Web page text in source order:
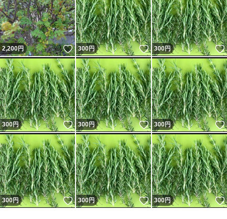
2,200円 いいね！
300円 いいね！
300円
300円 いいね！
300円 いいね！
300円
300円 いいね！
300円 いいね！
300円